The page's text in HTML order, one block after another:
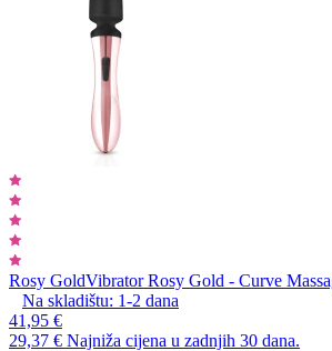
Rosy GoldVibrator Rosy Gold - Curve
Na skladištu: 1-2 dana
41,95 €
29,37 € Najniža cijena u zadnjih 30 dana.